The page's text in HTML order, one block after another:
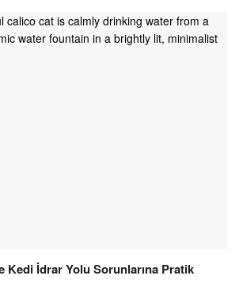
Kedi İdrar Yolu Sorunlarına Pratik